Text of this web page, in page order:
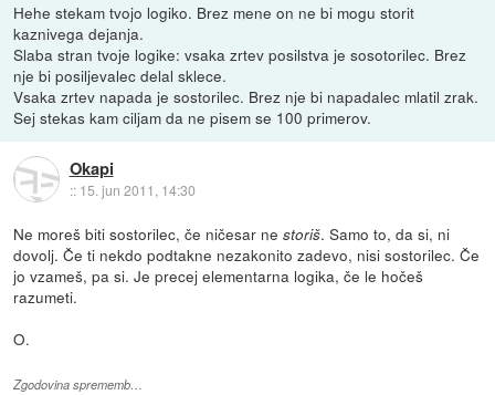
Hehe stekam tvojo logiko. Brez mene on ne bi mogu storit
kaznivega dejanja.
Slaba stran tvoje logike: vsaka zrtev posilstva je sosotorilec. Brez
nje bi posiljevalec delal sklece.
Vsaka zrtev napada je sostorilec. Brez nje bi napadalec mlatil zrak.
Sej stekas kam ciljam da ne pisem se 100 primerov.
Okapi
:: 15. jun 2011, 14:30
Ne moreš biti sostorilec, če ničesar nestoriš. Samo to, da si, ni
dovolj. Če ti nekdo podtakne nezakonito zadevo, nisi sostorilec. Če
jo vzameš, pa si. Je precej elementarna logika, če le hočeš
razumeti.
O.
Zgodovina sprememb…